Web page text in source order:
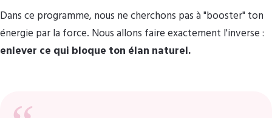
Dans ce programme, nous ne cherchons pas à "booster" ton
énergie par la force. Nous allons faire exactement l'inverse :
enlever ce qui bloque ton élan naturel.